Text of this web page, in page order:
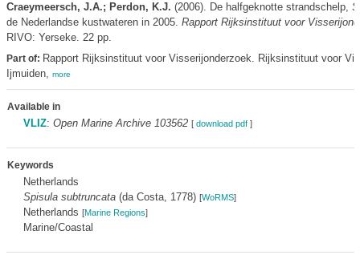
Craeymeersch, J.A.; Perdon, K.J. (2006). De halfgeknotte strandschelp,
de Nederlandse kustwateren in 2005. Rapport Rijksinstituut voor
RIVO: Yerseke. 22 pp.
Part of: Rapport Rijksinstituut voor Visserijonderzoek. Rijksinstituut voor
Ijmuiden, more
Available in
VLIZ: Open Marine Archive 103562 [ download pdf]
Keywords
Netherlands
Spisula subtruncata(da Costa, 1778) [WoRMS]
Netherlands [Marine Regions]
Marine/Coastal